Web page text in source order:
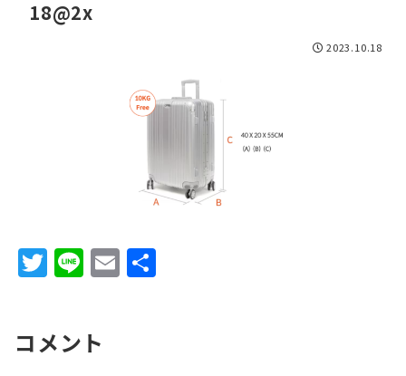
18@2x
2023.10.18
T
te
Li E
コメント